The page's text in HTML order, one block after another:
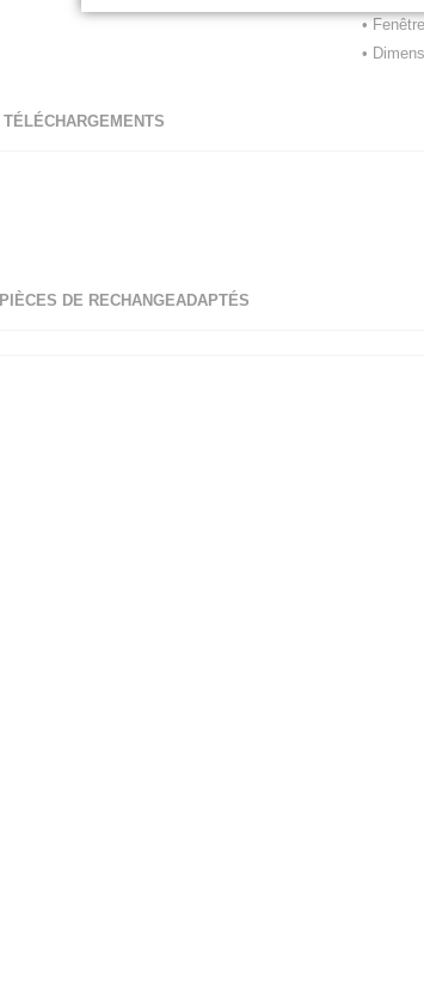
•
•
TÉLÉCHARGEMENTS
PIÈCES DE RECHANGEADAPTÉS